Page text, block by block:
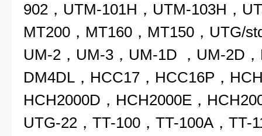
902，UTM-101H，UTM-103H，
MT200，MT160，MT150，UTG/
UM-2，UM-3，UM-1D ，UM-2D
DM4DL，HCC17，HCC16P，
HCH2000D，HCH2000E，
UTG-22，TT-100，TT-100A，TT-